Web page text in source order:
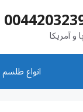
آمریکا
انواع